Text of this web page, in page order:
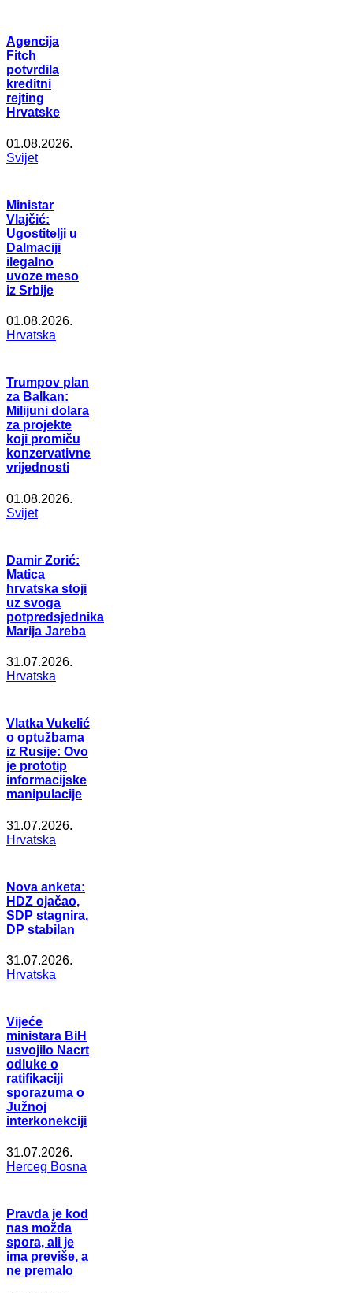
Agencija
Fitch
potvrdila
kreditni
rejting
Hrvatske
01.08.2026.
Svijet
Ministar
Vlajčić:
Ugostitelji u
Dalmaciji
ilegalno
uvoze meso
iz Srbije
01.08.2026.
Hrvatska
Trumpov plan
za Balkan:
Milijuni dolara
za projekte
koji promiču
konzervativne
vrijednosti
01.08.2026.
Svijet
Damir Zorić:
Matica
hrvatska stoji
uz svoga
potpredsjednika
Marija Jareba
31.07.2026.
Hrvatska
Vlatka Vukelić
o optužbama
iz Rusije: Ovo
je prototip
informacijske
manipulacije
31.07.2026.
Hrvatska
Nova anketa:
HDZ ojačao,
SDP stagnira,
DP stabilan
31.07.2026.
Hrvatska
Vijeće
ministara BiH
usvojilo Nacrt
odluke o
ratifikaciji
sporazuma o
Južnoj
interkonekciji
31.07.2026.
Herceg Bosna
Pravda je kod
nas možda
spora, ali je
ima previše, a
ne premalo